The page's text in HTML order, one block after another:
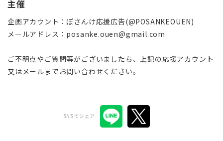
主催
企画アカウント：ぽさんけ応援広告(@POSANKEOUEN)
メールアドレス：posanke.ouen@gmail.com
ご不明点やご質問等がございましたら、上記の応援アカウント
又はメールまでお問い合わせください。
SNSでシェア